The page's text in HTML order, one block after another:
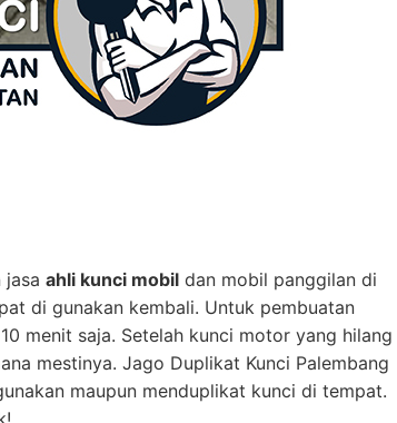
jasa ahli kunci mobil dan mobil panggilan di
di gunakan kembali. Untuk pembuatan
menit saja. Setelah kunci motor yang hilang
mestinya. Jago Duplikat Kunci Palembang
maupun menduplikat kunci di tempat.